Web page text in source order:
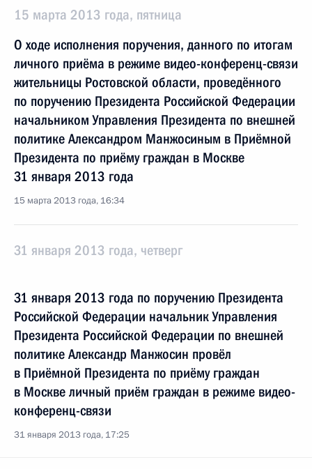
15 марта 2013 года, пятница
О ходе исполнения поручения, данного по итогам
личного приёма в режиме видео-конференц-связи
жительницы Ростовской области, проведённого
по поручению Президента Российской Федерации
начальником Управления Президента по внешней
политике Александром Манжосиным в Приёмной
Президента по приёму граждан в Москве
31 января 2013 года
15 марта 2013 года, 16:34
31 января 2013 года, четверг
31 января 2013 года по поручению Президента
Российской Федерации начальник Управления
Президента Российской Федерации по внешней
политике Александр Манжосин провёл
в Приёмной Президента по приёму граждан
в Москве личный приём граждан в режиме видео-
конференц-связи
31 января 2013 года, 17:25